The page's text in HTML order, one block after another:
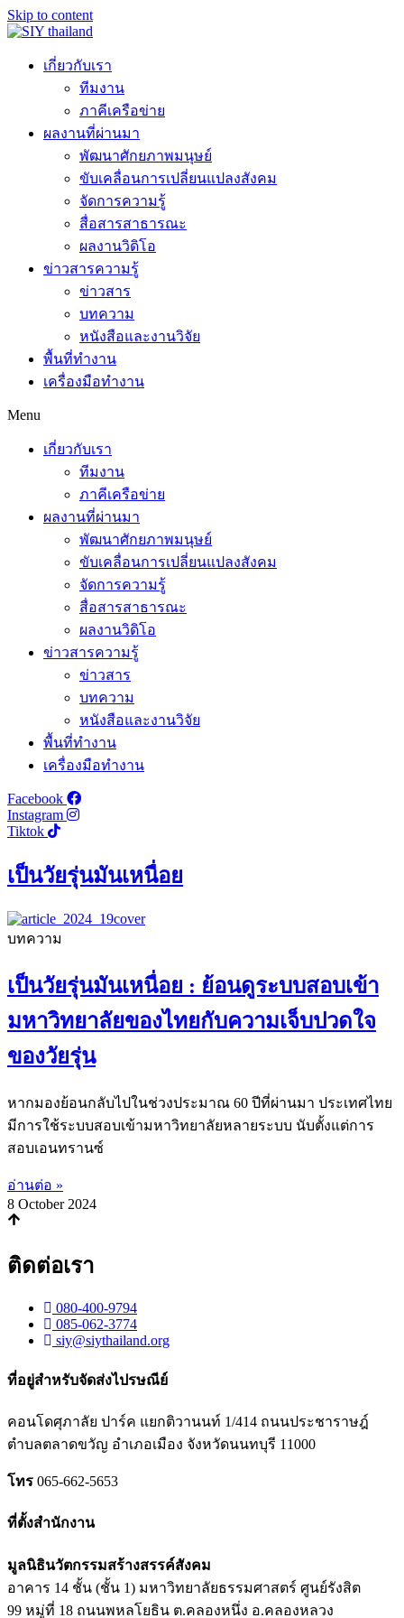
Skip to content
เกี่ยวกับเรา
ทีมงาน
ภาคีเครือข่าย
ผลงานที่ผ่านมา
พัฒนาศักยภาพมนุษย์
ขับเคลื่อนการเปลี่ยนแปลงสังคม
จัดการความรู้
สื่อสารสาธารณะ
ผลงานวิดิโอ
ข่าวสารความรู้
ข่าวสาร
บทความ
หนังสือและงานวิจัย
พื้นที่ทำงาน
เครื่องมือทำงาน
Menu
เกี่ยวกับเรา
ทีมงาน
ภาคีเครือข่าย
ผลงานที่ผ่านมา
พัฒนาศักยภาพมนุษย์
ขับเคลื่อนการเปลี่ยนแปลงสังคม
จัดการความรู้
สื่อสารสาธารณะ
ผลงานวิดิโอ
ข่าวสารความรู้
ข่าวสาร
บทความ
หนังสือและงานวิจัย
พื้นที่ทำงาน
เครื่องมือทำงาน
Facebook
Instagram
Tiktok
เป็นวัยรุ่นมันเหนื่อย
บทความ
เป็นวัยรุ่นมันเหนื่อย : ย้อนดูระบบสอบเข้า
มหาวิทยาลัยของไทยกับความเจ็บปวดใจ
ของวัยรุ่น
หากมองย้อนกลับไปในช่วงประมาณ ​60 ปีที่ผ่านมา ประเทศไทย
มีการใช้ระบบสอบเข้ามหาวิทยาลัยหลายระบบ นับตั้งแต่การ
สอบเอนทรานซ์
อ่านต่อ »
8 October 2024
ติดต่อเรา
080-400-9794
085-062-3774
siy@siythailand.org
ที่อยู่สำหรับจัดส่งไปรษณีย์
คอนโดศุภาลัย ปาร์ค แยกติวานนท์ 1/414 ถนนประชาราษฎ์
ตำบลตลาดขวัญ อำเภอเมือง จังหวัดนนทบุรี 11000
โทร 065-662-5653
ที่ตั้งสำนักงาน
มูลนิธินวัตกรรมสร้างสรรค์สังคม
อาคาร 14 ชั้น (ชั้น 1) มหาวิทยาลัยธรรมศาสตร์ ศูนย์รังสิต
99 หมู่ที่ 18 ถนนพหลโยธิน ต.คลองหนึ่ง อ.คลองหลวง